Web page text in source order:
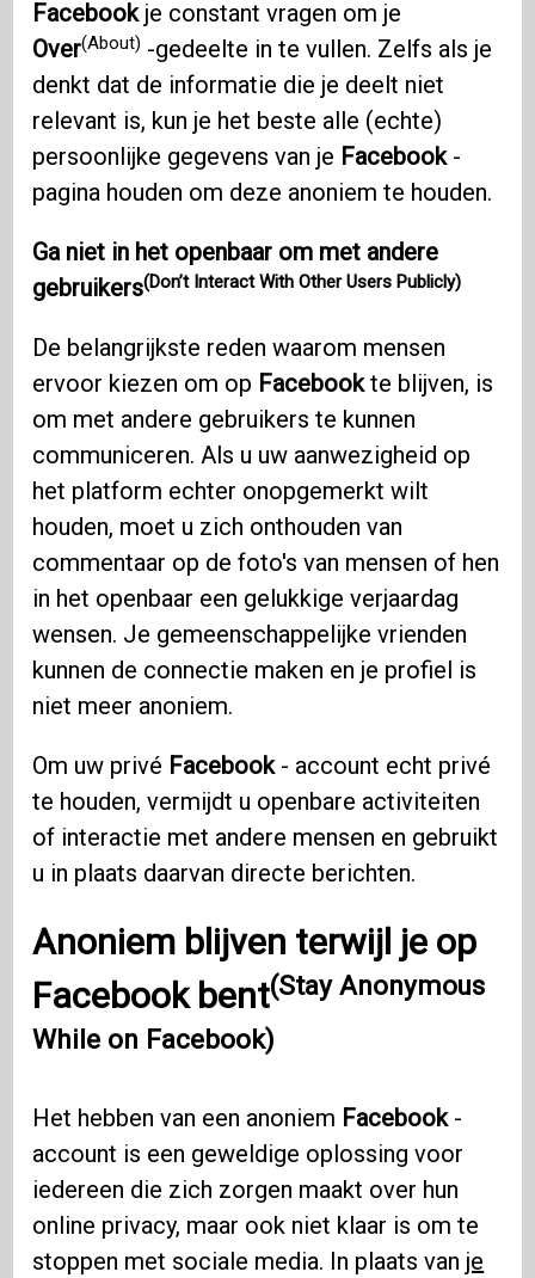
Facebookje constant vragen om je
Over(About) -gedeelte in te vullen. Zelfs als je
denkt dat de informatie die je deelt niet
relevant is, kun je het beste alle (echte)
persoonlijke gegevens van je Facebook-
pagina houden om deze anoniem te houden.
Ga niet in het openbaar om met andere
gebruikers(Don’t Interact With Other Users Publicly)
De belangrijkste reden waarom mensen
ervoor kiezen om op Facebookte blijven, is
om met andere gebruikers te kunnen
communiceren. Als u uw aanwezigheid op
het platform echter onopgemerkt wilt
houden, moet u zich onthouden van
commentaar op de foto's van mensen of hen
in het openbaar een gelukkige verjaardag
wensen. Je gemeenschappelijke vrienden
kunnen de connectie maken en je profiel is
niet meer anoniem.
Om uw privé Facebook- account echt privé
te houden, vermijdt u openbare activiteiten
of interactie met andere mensen en gebruikt
u in plaats daarvan directe berichten.
Anoniem blijven terwijl je op
Facebook bent(Stay Anonymous
While on Facebook)
Het hebben van een anoniem Facebook-
account is een geweldige oplossing voor
iedereen die zich zorgen maakt over hun
online privacy, maar ook niet klaar is om te
stoppen met sociale media. In plaats van je